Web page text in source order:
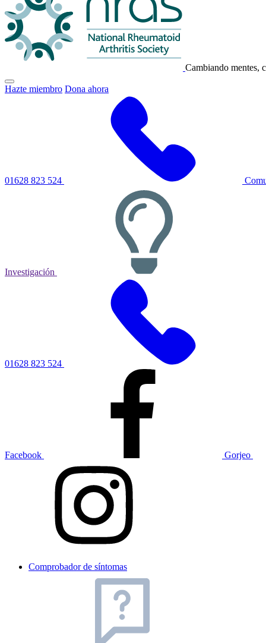
Cambiando mentes,
Haga
clic
Hazte miembro Dona ahora
01628 823 524
Investigación
01628 823 524
Facebook Gorjeo
Comprobador de síntomas